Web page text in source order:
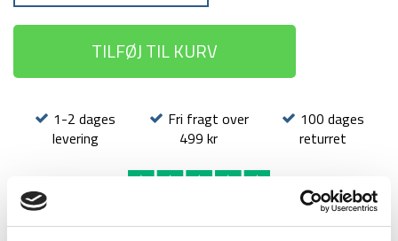
TILFØJ TIL KURV
1-2 dages
levering
Fri fragt over
499 kr
100 dages
returret